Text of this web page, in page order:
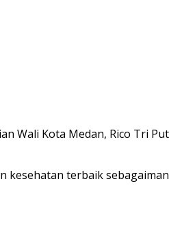
Wali Kota Medan, Rico Tri
terbaik